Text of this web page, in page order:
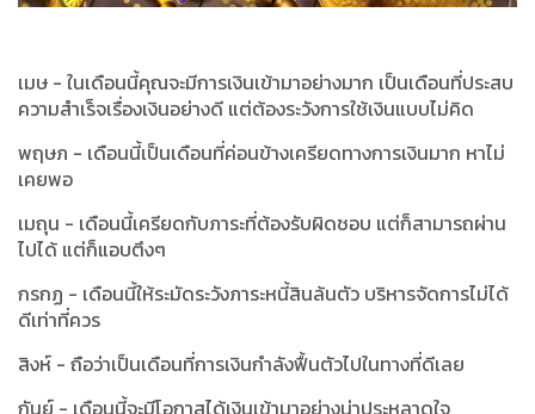
เมษ - ในเดือนนี้คุณจะมีการเงินเข้ามาอย่างมาก เป็นเดือนที่ประสบ
ความสำเร็จเรื่องเงินอย่างดี แต่ต้องระวังการใช้เงินแบบไม่คิด
พฤษภ - เดือนนี้เป็นเดือนที่ค่อนข้างเครียดทางการเงินมาก หาไม่
เคยพอ
เมถุน - เดือนนี้เครียดกับภาระที่ต้องรับผิดชอบ แต่ก็สามารถผ่าน
ไปได้ แต่ก็แอบตึงๆ
กรกฏ - เดือนนี้ให้ระมัดระวังภาระหนี้สินล้นตัว บริหารจัดการไม่ได้
ดีเท่าที่ควร
สิงห์ - ถือว่าเป็นเดือนที่การเงินกำลังฟื้นตัวไปในทางที่ดีเลย
กันย์ - เดือนนี้จะมีโอกาสได้เงินเข้ามาอย่างน่าประหลาดใจ